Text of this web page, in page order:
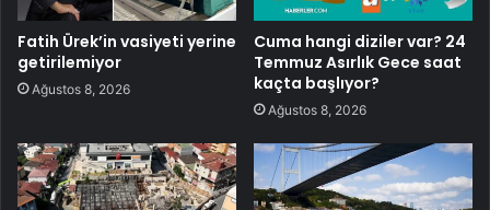
Fatih Ürek’in vasiyeti yerine
getirilemiyor
Ağustos 8, 2026
Cuma hangi diziler var? 24
Temmuz Asırlık Gece saat
kaçta başlıyor?
Ağustos 8, 2026